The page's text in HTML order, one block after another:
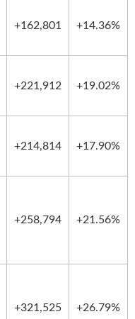
+162,801 +14.36%
+221,912 +19.02%
+214,814 +17.90%
+258,794 +21.56%
+321,525 +26.79%